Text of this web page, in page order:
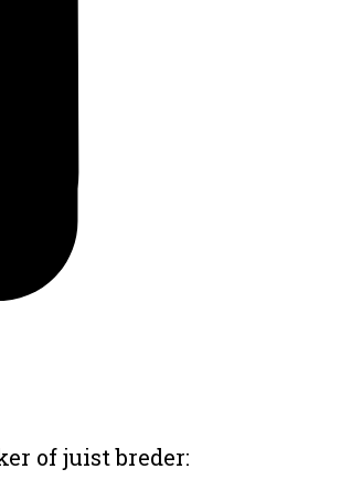
of juist breder: